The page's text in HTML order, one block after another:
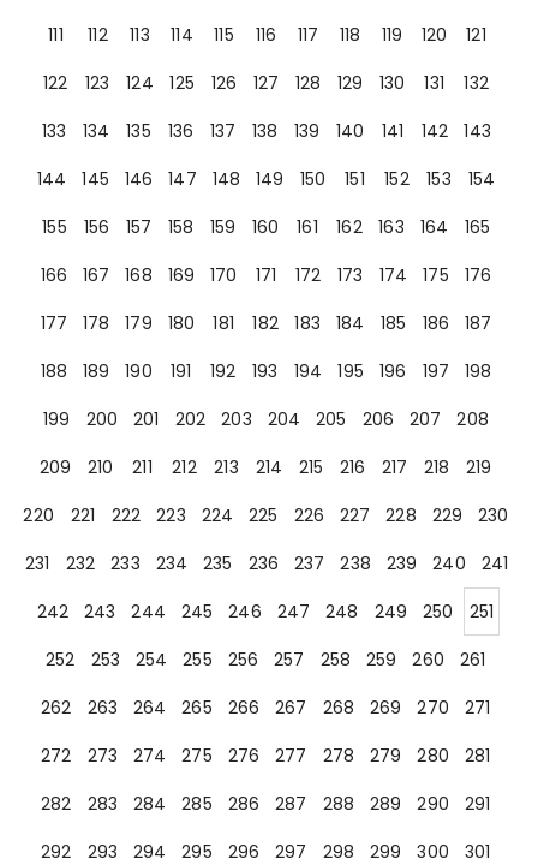
111
112 113 114 115 116 117 118 119 120
121
122
123 124 125 126 127 128 129 130 131
132
133
134 135 136 137 138 139 140 141 142
143
144
145 146 147 148 149 150 151 152 153
154
155
156 157 158 159 160 161 162 163 164
165
166
167 168 169 170 171 172 173 174 175
176
177
178 179 180 181 182 183 184 185 186
187
188
189 190 191 192 193 194 195 196 197
198
199
200 201 202 203 204 205 206 207
208
209
210 211 212 213 214 215 216 217 218
219
220
221 222 223 224 225 226 227 228 229
230
231
232 233 234 235 236 237 238 239 240
241
242
243 244 245 246 247 248 249 250
251
252
253 254 255 256 257 258 259 260
261
262
263 264 265 266 267 268 269 270
271
272
273 274 275 276 277 278 279 280
281
282
283 284 285 286 287 288 289 290
291
292
293 294 295 296 297 298 299 300 301